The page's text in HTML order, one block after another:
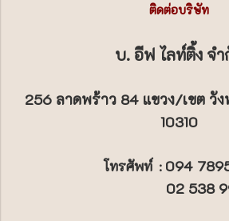
ติดต่อบริษัท
บ. อีฟ ไลท์ติ้ง จำ
256 ลาดพร้าว 84 แขวง/เขต วัง
10310
โทรศัพท์: 094
02 538